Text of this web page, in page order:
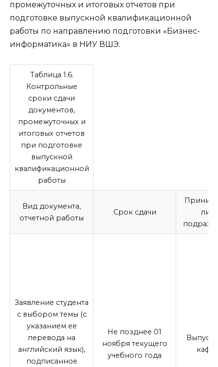
промежуточных и итоговых отчетов при
подготовке выпускной квалификационной
работы по направлению подготовки «Бизнес-
информатика» в НИУ ВШЭ.
Таблица 1.6.
Контрольные
сроки сдачи
документов,
промежуточных и
итоговых отчетов
при подготовке
выпускной
квалификационной
работы
Вид документа,
отчетной работы
Срок сдачи
Заявление студента
с выбором темы (с
указанием ее
перевода на
английский язык),
подписанное
Не позднее 01
ноября текущего
учебного года